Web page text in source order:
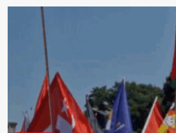
27.09.2025,
mit
Gaza